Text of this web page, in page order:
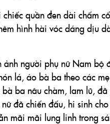
quần đen dài chấm
hình hài vóc dáng dịu
người phụ nữ Nam bộ
lá, áo bà ba theo các
ba nâu chàm, lam lũ,
đã chiến đấu, hi sinh
mãi mãi lung linh trong